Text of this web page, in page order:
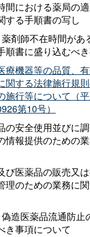
間における薬局の
する手順書の写し
剤師不在時間があ
順書に盛り込むべ
療機器等の品質、
関する法律施行規
施行等について（
第10号）
の安全使用並びに
情報提供のための
び医薬品の販売又
理のための業務に
造医薬品流通防止
き事項について